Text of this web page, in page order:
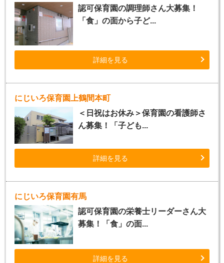
認可保育園の調理師さん大募集！
「食」の面から子ど...
詳細を見る
にじいろ保育園上鶴間本町
＜日祝はお休み＞保育園の看護師さ
ん募集！「子ども...
詳細を見る
にじいろ保育園有馬
認可保育園の栄養士リーダーさん大
募集！「食」の面...
詳細を見る